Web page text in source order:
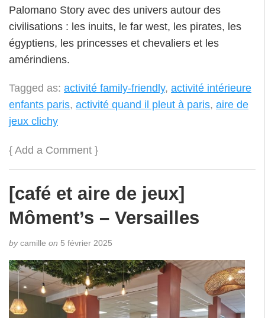
Palomano Story avec des univers autour des
civilisations : les inuits, le far west, les pirates, les
égyptiens, les princesses et chevaliers et les
amérindiens.
Tagged as: activité family-friendly, activité intérieure
enfants paris, activité quand il pleut à paris, aire de
jeux clichy
{ Add a Comment }
[café et aire de jeux]
Môment’s – Versailles
bycamille on 5 février 2025